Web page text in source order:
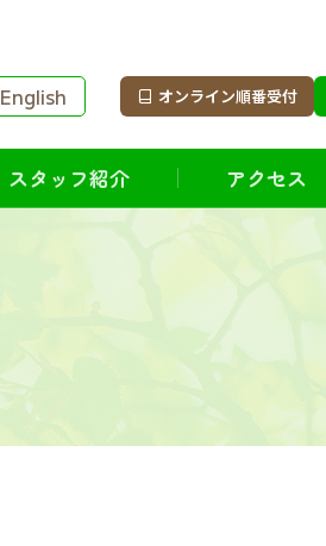
English オンライン順番受付
スタッフ紹介 アクセス